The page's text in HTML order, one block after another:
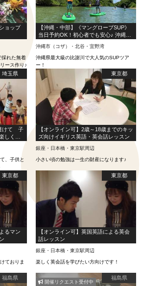
ョップ
採れた無着
ース作り♪
【沖縄・中部】《マングローブSUP》
当日予約OK！初心者でも安心♪ 沖縄亜
ー
沖縄市（コザ）・北谷・宜野湾
沖縄県最大級の比謝川で大人気のSUPツア
ー！
埼玉県
けて 子
しく体
、子供と
東京都
【オンライン可】2歳～18歳までのキッ
ズ向けイギリス英語・英会話レッスン
銀座・日本橋・東京駅周辺
小さい頃の勉強は一生の財産になります♪
東京都
るマン
ておりま
東京都
【オンライン可】英国英語による英会
話レッスン
銀座・日本橋・東京駅周辺
楽しく英会話を学びたい方向けです！
福島県 福島県
開催リクエスト受付中